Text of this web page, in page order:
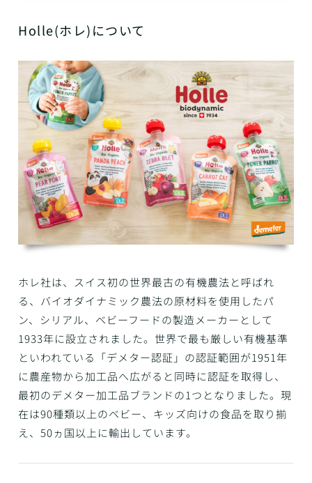
Holle(ホレ)について
ホレ社は、スイス初の世界最古の有機農法と呼ばれ
る、バイオダイナミック農法の原材料を使用したパ
ン、シリアル、ベビーフードの製造メーカーとして
1933年に設立されました。世界で最も厳しい有機基準
といわれている「デメター認証」の認証範囲が1951年
に農産物から加工品へ広がると同時に認証を取得し、
最初のデメター加工品ブランドの1つとなりました。現
在は90種類以上のベビー、キッズ向けの食品を取り揃
え、50ヵ国以上に輸出しています。